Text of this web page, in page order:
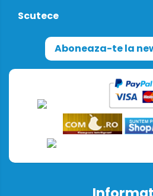
Scutece
Aboneaza-te la